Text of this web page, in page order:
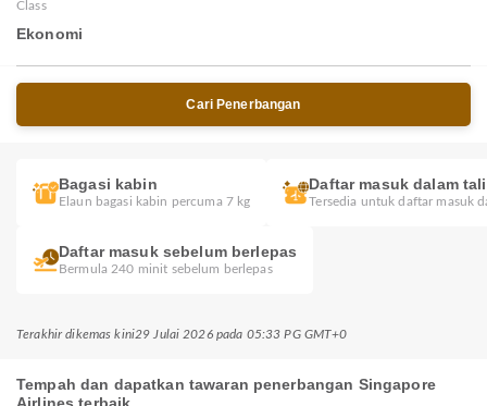
Class
Ekonomi
Cari Penerbangan
Bagasi kabin
Elaun bagasi kabin percuma 7 kg
Daftar masuk dalam
Tersedia untuk daftar masuk
Daftar masuk sebelum berlepas
Bermula 240 minit sebelum berlepas
Terakhir dikemas kini29 Julai 2026 pada 05:33 PG GMT+0
Tempah dan dapatkan tawaran penerbangan Singapore